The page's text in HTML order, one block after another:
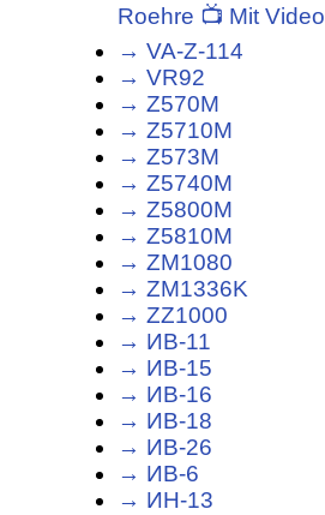
Roehre 📺 Mit Video
→ VA-Z-114
→ VR92
→ Z570M
→ Z5710M
→ Z573M
→ Z5740M
→ Z5800M
→ Z5810M
→ ZM1080
→ ZM1336K
→ ZZ1000
→ ИВ-11
→ ИВ-15
→ ИВ-16
→ ИВ-18
→ ИВ-26
→ ИВ-6
→ ИН-13